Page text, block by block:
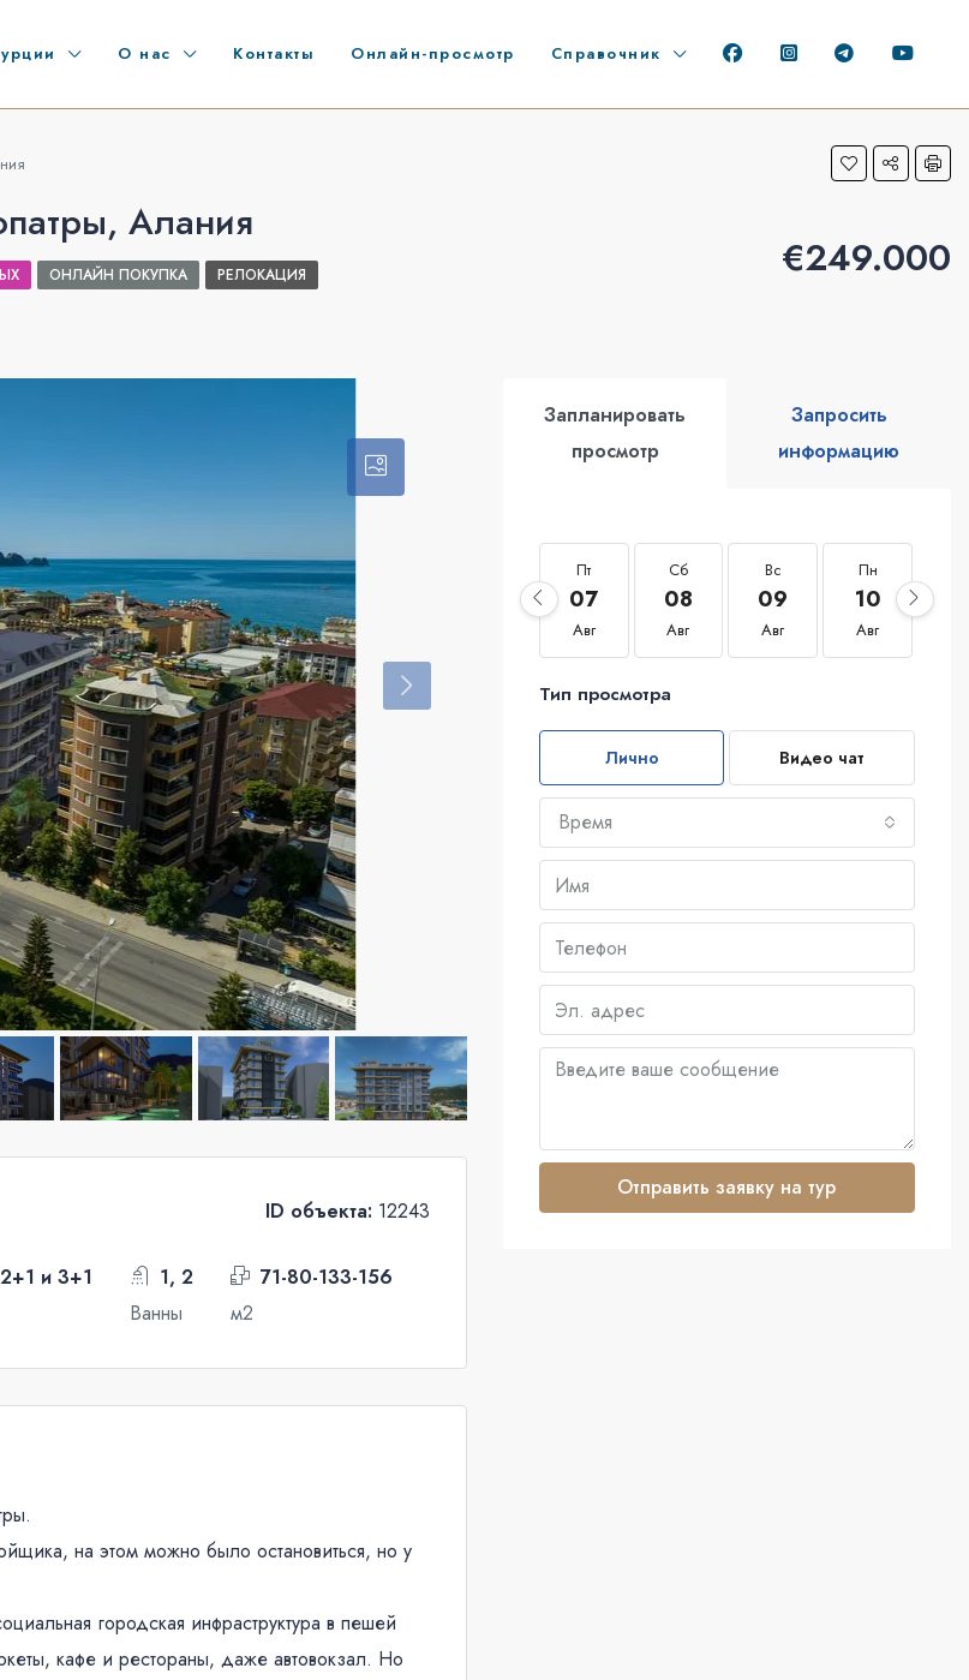
О нас Контакты Онлайн-просмотр Справочник
Алания
€249.000
ОНЛАЙН ПОКУПКА РЕЛОКАЦИЯ
ID объекта: 12243
и 3+1
1, 2
Ванны
71-80-133-156
м2
на этом можно было остановиться, но у
городская инфраструктура в пешей
кафе и рестораны, даже автовокзал. Но
Запланировать
просмотр
Запросить
информацию
Пт
07
Авг
Сб
08
Авг
Вс
09
Авг
Пн
10
Авг
Тип просмотра
Лично Видео чат
Время
Отправить заявку на тур